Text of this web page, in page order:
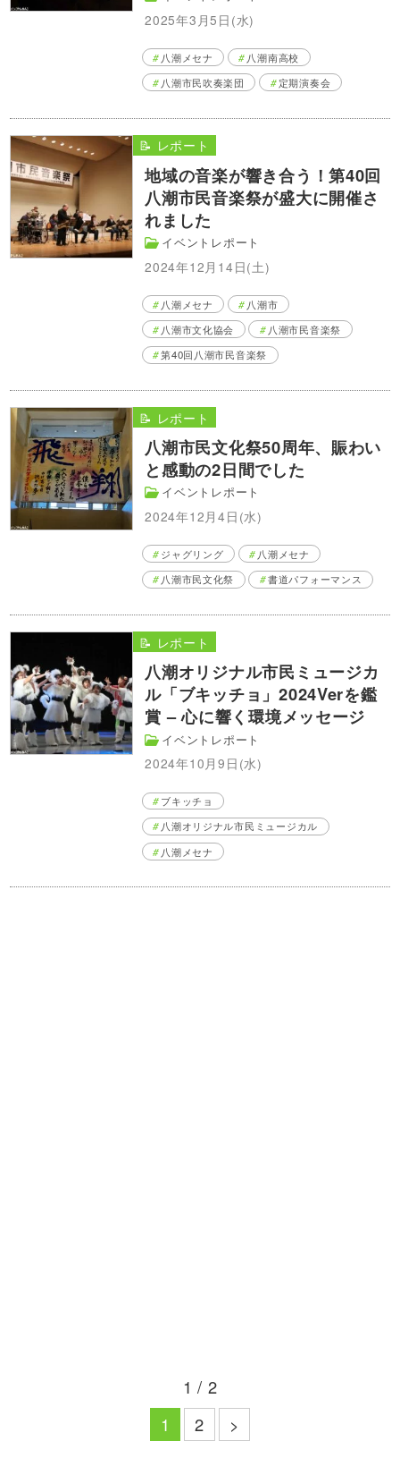
2025年3月5日(水)
八潮メセナ
八潮南高校
八潮市民吹奏楽団
定期演奏会
地域の音楽が響き合う！第40回
八潮市民音楽祭が盛大に開催さ
れました
イベントレポート
2024年12月14日(土)
📝 レポート
八潮メセナ
八潮市
八潮市文化協会
八潮市民音楽祭
第40回八潮市民音楽祭
八潮市民文化祭50周年、賑わい
と感動の2日間でした
イベントレポート
2024年12月4日(水)
📝 レポート
ジャグリング
八潮メセナ
八潮市民文化祭
書道パフォーマンス
八潮オリジナル市民ミュージカ
ル「ブキッチョ」2024Verを鑑
賞 – 心に響く環境メッセージ
イベントレポート
2024年10月9日(水)
📝 レポート
ブキッチョ
八潮オリジナル市民ミュージカル
八潮メセナ
1 / 2
1
2 >